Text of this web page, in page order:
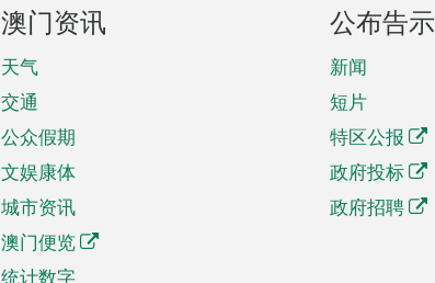
澳门资讯
天气
交通
公众假期
文娱康体
城市资讯
澳门便览
统计数字
公布告示
新闻
短片
特区公报
政府投标
政府招聘